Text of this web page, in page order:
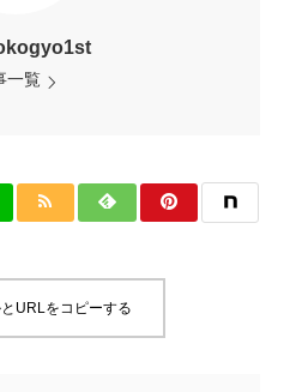
一覧
URLをコピーする